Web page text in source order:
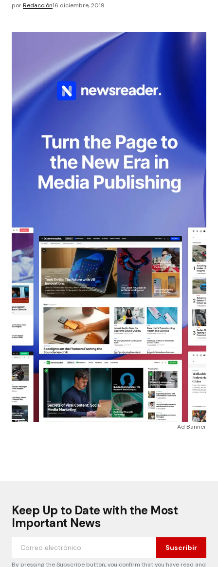
porRedacción16 diciembre, 2019
Ad Banner
Keep Up to Date with the Most
Important News
Suscribir
By pressing the Subscribe button, you confirm that you have read and